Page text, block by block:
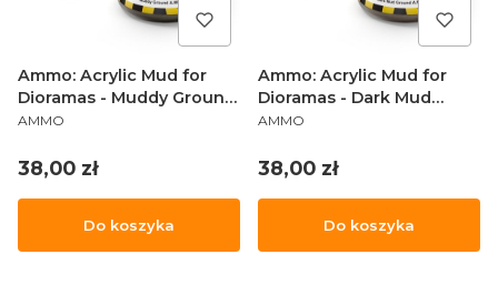
Ammo: Acrylic Mud for
Dioramas - Muddy Ground
(250 ml)
PRODUCENT
AMMO
Cena
38,00 zł
Do koszyka
Ammo: Acrylic Mud for
Dioramas - Dark Mud
Ground (250 ml)
PRODUCENT
AMMO
Cena
38,00 zł
Do koszyka